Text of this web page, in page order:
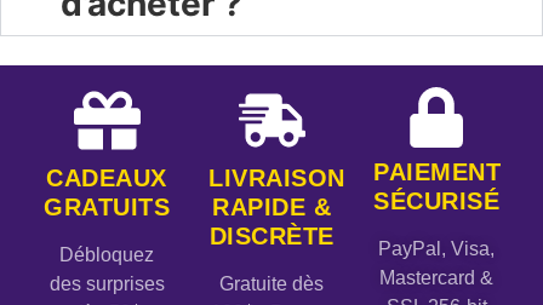
CADEAUX
GRATUITS
Débloquez
des surprises
LIVRAISON
RAPIDE &
DISCRÈTE
Gratuite dès
PAIEMENT
SÉCURISÉ
PayPal, Visa,
Mastercard &